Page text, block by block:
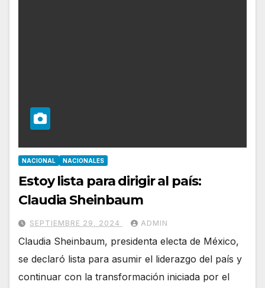
NACIONAL NACIONALES
Estoy lista para dirigir al país:
Claudia Sheinbaum
SEPTIEMBRE 29, 2024 ADMIN
Claudia Sheinbaum, presidenta electa de México,
se declaró lista para asumir el liderazgo del país y
continuar con la transformación iniciada por el